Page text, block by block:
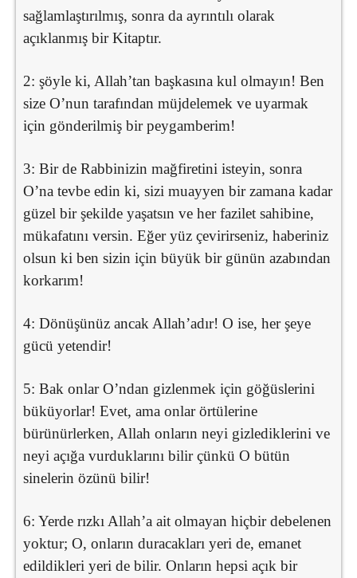
sağlamlaştırılmış, sonra da ayrıntılı olarak
açıklanmış bir Kitaptır.
2: şöyle ki, Allah’tan başkasına kul olmayın! Ben
size O’nun tarafından müjdelemek ve uyarmak
için gönderilmiş bir peygamberim!
3: Bir de Rabbinizin mağfiretini isteyin, sonra
O’na tevbe edin ki, sizi muayyen bir zamana kadar
güzel bir şekilde yaşatsın ve her fazilet sahibine,
mükafatını versin. Eğer yüz çevirirseniz, haberiniz
olsun ki ben sizin için büyük bir günün azabından
korkarım!
4: Dönüşünüz ancak Allah’adır! O ise, her şeye
gücü yetendir!
5: Bak onlar O’ndan gizlenmek için göğüslerini
büküyorlar! Evet, ama onlar örtülerine
bürünürlerken, Allah onların neyi gizlediklerini ve
neyi açığa vurduklarını bilir çünkü O bütün
sinelerin özünü bilir!
6: Yerde rızkı Allah’a ait olmayan hiçbir debelenen
yoktur; O, onların duracakları yeri de, emanet
edildikleri yeri de bilir. Onların hepsi açık bir